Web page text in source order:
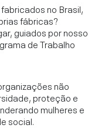
no Brasil,
fábricas?
guiados por nosso
de Trabalho
não
proteção e
mulheres e
social.